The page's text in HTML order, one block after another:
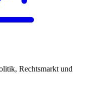
Rechtsmarkt und